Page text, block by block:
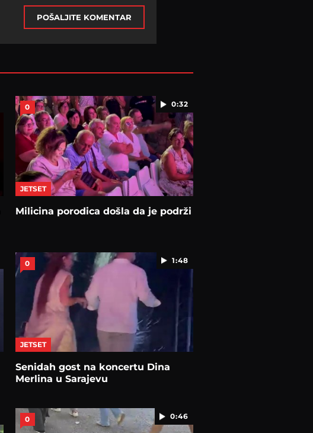
POŠALJITE KOMENTAR
0:32
0
JETSET
Milicina porodica došla da je podrži
1:48
0
JETSET
Senidah gost na koncertu Dina
Merlina u Sarajevu
0:46
0